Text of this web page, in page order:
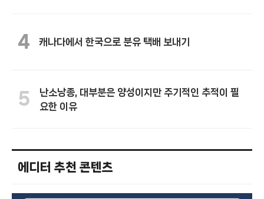
4 캐나다에서 한국으로 분유 택배 보내기
5
난소낭종, 대부분은 양성이지만 주기적인 추적이 필
요한 이유
에디터 추천 콘텐츠